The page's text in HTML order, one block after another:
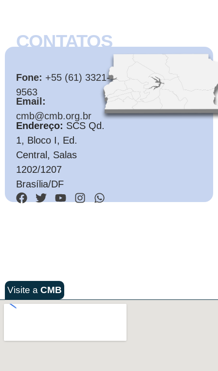
CONTATOS
Fone: +55 (61) 3321-
9563
Email:
cmb@cmb.org.br
Endereço: SCS Qd.
1, Bloco I, Ed.
Central, Salas
1202/1207
Brasília/DF
Visite a CMB